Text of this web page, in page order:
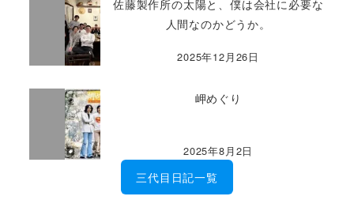
佐藤製作所の太陽と、僕は会社に必要な
人間なのかどうか。
2025年12月26日
岬めぐり
2025年8月2日
三代目日記一覧